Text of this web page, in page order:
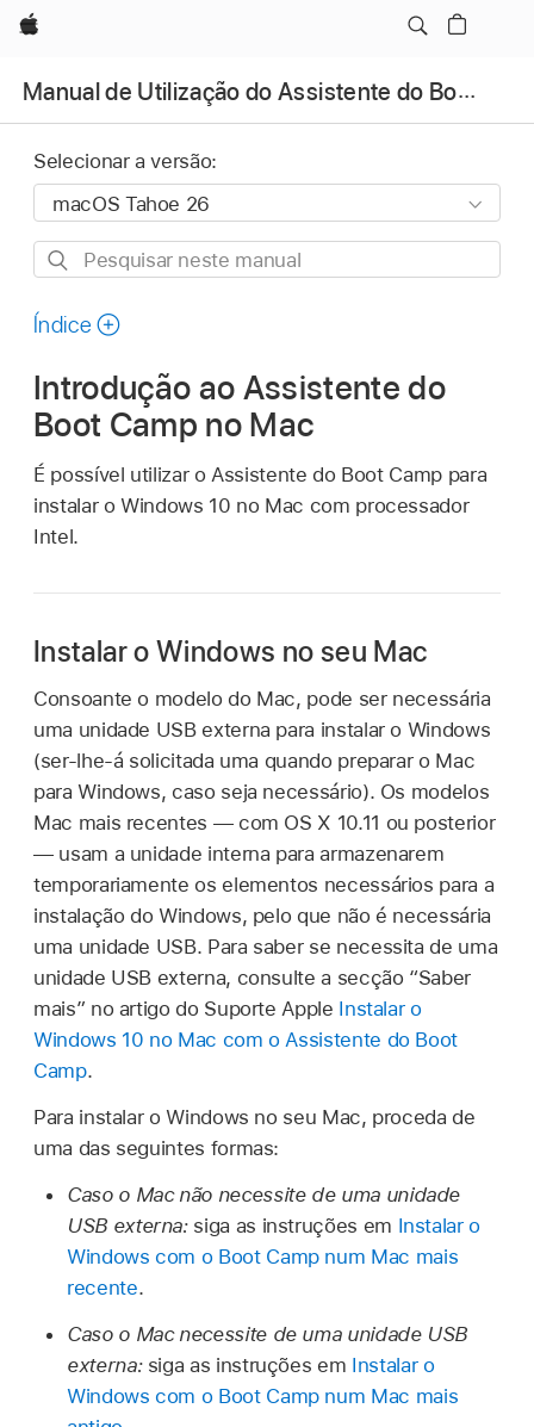
Apple
Manual de Utilização do Assistente do Boot Camp
Selecionar a versão:
Pesquisar
manual
Índice
Introdução ao Assistente do
Boot Camp no Mac
É possível utilizar o Assistente do Boot Camp para
instalar o Windows 10 no Mac com processador
Intel.
Instalar o Windows no seu Mac
Consoante o modelo do Mac, pode ser necessária
uma unidade USB externa para instalar o Windows
(ser‑lhe-á solicitada uma quando preparar o Mac
para Windows, caso seja necessário). Os modelos
Mac mais recentes — com OS X 10.11 ou posterior
— usam a unidade interna para armazenarem
temporariamente os elementos necessários para a
instalação do Windows, pelo que não é necessária
uma unidade USB. Para saber se necessita de uma
unidade USB externa, consulte a secção “Saber
mais” no artigo do Suporte Apple Instalar o
Windows 10 no Mac com o Assistente do Boot
Camp.
Para instalar o Windows no seu Mac, proceda de
uma das seguintes formas:
Caso o Mac não necessite de uma unidade
USB externa:siga as instruções em Instalar o
Windows com o Boot Camp num Mac mais
recente.
Caso o Mac necessite de uma unidade USB
externa:siga as instruções em Instalar o
Windows com o Boot Camp num Mac mais